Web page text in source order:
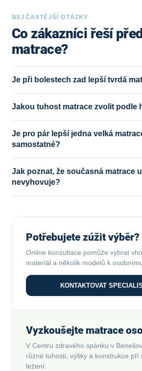
NEJČASTĚJŠÍ OTÁZKY
Co zákazníci řeší
matrace?
Je při bolestech zad lepší tvrdá
Jakou tuhost matrace zvolit podle
Je pro pár lepší jedna velká
samostatné?
Jak poznat, že současná matrace
nevyhovuje?
Potřebujete zúžit výběr?
Online konzultace pomůže vybrat
materiál a několik modelů k
KONTAKTOVAT
Vyzkoušejte matrace
V Centru zdravého spánku v
různé tuhosti, výšky a konstrukce při
ležení.